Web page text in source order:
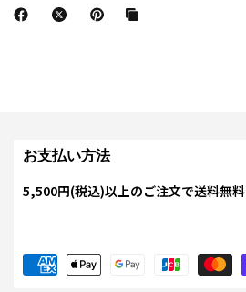
お支払い方法
5,500円(税込)以上のご注文で送料無料